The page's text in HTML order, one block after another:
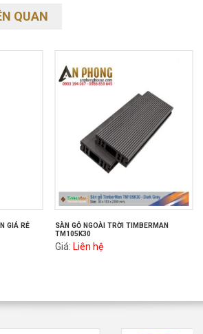
QUAN
GIÁ RẺ
SÀN GỖ NGOÀI TRỜI TIMBERMAN
TM105K30
Giá: Liên hệ